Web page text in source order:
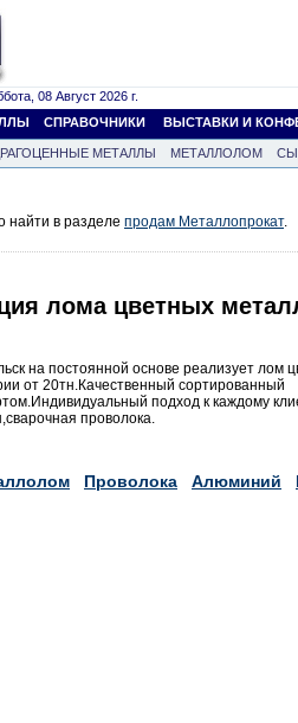
08 Август 2026 г.
СПРАВОЧНИКИ ВЫСТАВКИ И
МЕТАЛЛЫ МЕТАЛЛОЛОМ
найти в разделе продам Металлопрокат.
лома цветных
на постоянной основе реализует лом
от 20тн.Качественный сортированный
подход к каждому
проволока.
Проволока Алюминий